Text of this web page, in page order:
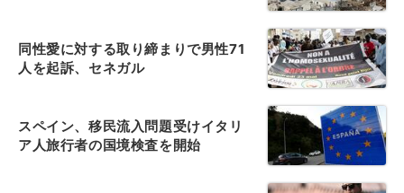
同性愛に対する取り締まりで男性71
人を起訴、セネガル
スペイン、移民流入問題受けイタリ
ア人旅行者の国境検査を開始